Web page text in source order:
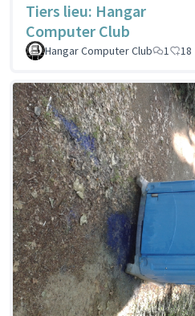
Tiers lieu: Hangar
Computer Club
Hangar Computer Club
1 18